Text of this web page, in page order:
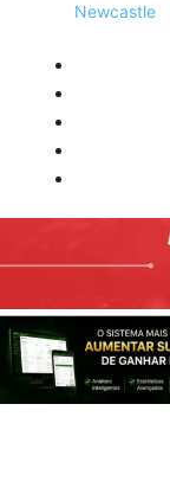
Newcastle